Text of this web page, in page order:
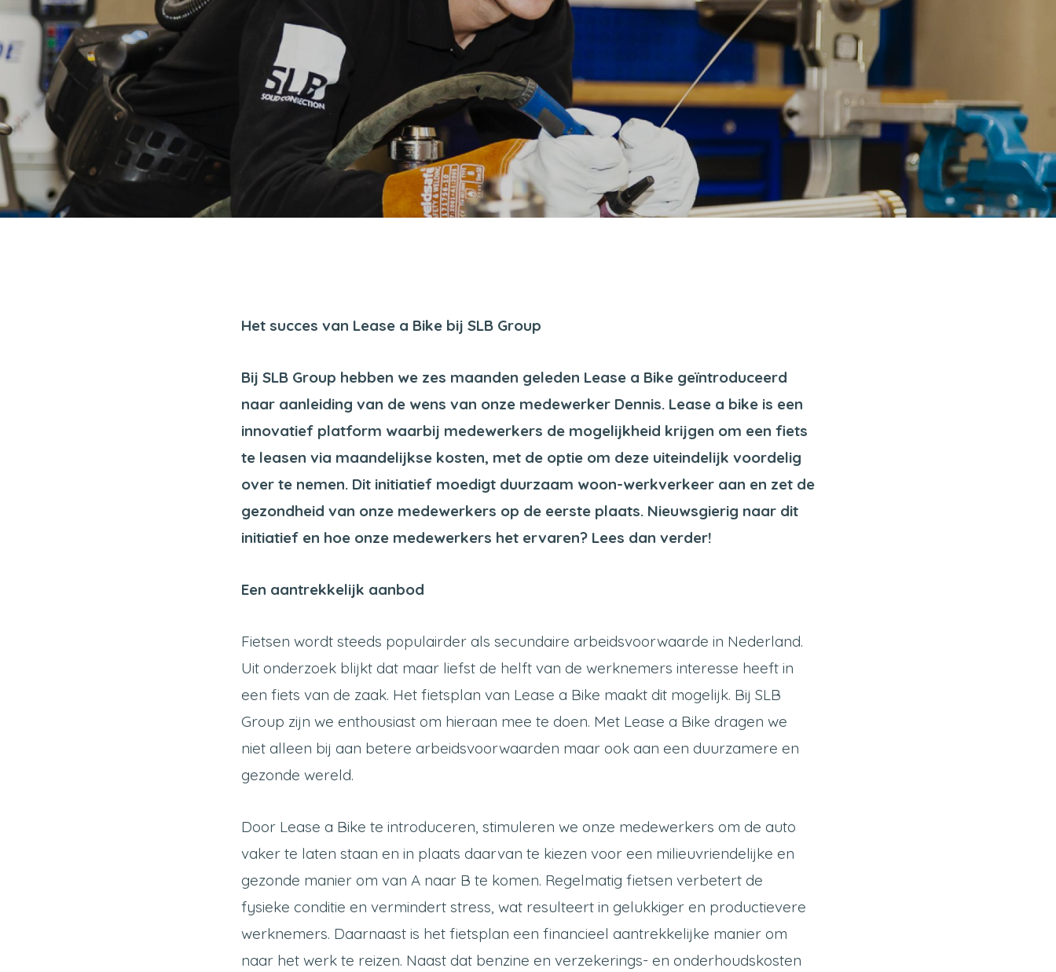
Het succes van Lease a Bike bij SLB Group
Bij SLB Group hebben we zes maanden geleden Lease a Bike geïntroduceerd
naar aanleiding van de wens van onze medewerker Dennis. Lease a bike is een
innovatief platform waarbij medewerkers de mogelijkheid krijgen om een fiets
te leasen via maandelijkse kosten, met de optie om deze uiteindelijk voordelig
over te nemen. Dit initiatief moedigt duurzaam woon-werkverkeer aan en zet de
gezondheid van onze medewerkers op de eerste plaats. Nieuwsgierig naar dit
initiatief en hoe onze medewerkers het ervaren? Lees dan verder!
Een aantrekkelijk aanbod
Fietsen wordt steeds populairder als secundaire arbeidsvoorwaarde in Nederland.
Uit onderzoek blijkt dat maar liefst de helft van de werknemers interesse heeft in
een fiets van de zaak. Het fietsplan van Lease a Bike maakt dit mogelijk. Bij SLB
Group zijn we enthousiast om hieraan mee te doen. Met Lease a Bike dragen we
niet alleen bij aan betere arbeidsvoorwaarden maar ook aan een duurzamere en
gezonde wereld.
Door Lease a Bike te introduceren, stimuleren we onze medewerkers om de auto
vaker te laten staan en in plaats daarvan te kiezen voor een milieuvriendelijke en
gezonde manier om van A naar B te komen. Regelmatig fietsen verbetert de
fysieke conditie en vermindert stress, wat resulteert in gelukkiger en productievere
werknemers. Daarnaast is het fietsplan een financieel aantrekkelijke manier om
naar het werk te reizen. Naast dat benzine en verzekerings- en onderhoudskosten